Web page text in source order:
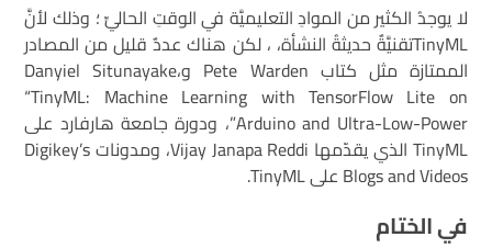
لا يوجدُ الكثير من الموادِ التعليميَّة في الوقتِ الحاليِّ ؛ وذلك لأنَّ
TinyMLتقنيَّةٌ حديثةُ النشأة، ، لكن هناك عددٌ قليل من المصادر
الممتازة مثل كتاب Pete Warden وDanyiel Situnayake،
“TinyML: Machine Learning with TensorFlow Lite on
Arduino and Ultra-Low-Power”، ودورة جامعة هارفارد على
TinyML الذي يقدّمها Vijay Janapa Reddi، ومدونات Digikey’s
Blogs and Videos على TinyML.
في الختام